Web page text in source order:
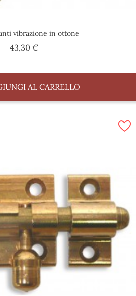
vibrazione in ottone
43,30 €Prezzo
AL CARRELLO